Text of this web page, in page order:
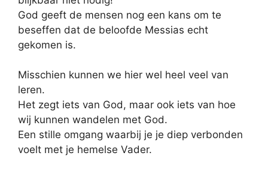
God geeft de mensen nog een kans om te
beseffen dat de beloofde Messias echt
gekomen is.
Misschien kunnen we hier wel heel veel van
leren.
Het zegt iets van God, maar ook iets van hoe
wij kunnen wandelen met God.
Een stille omgang waarbij je je diep verbonden
voelt met je hemelse Vader.